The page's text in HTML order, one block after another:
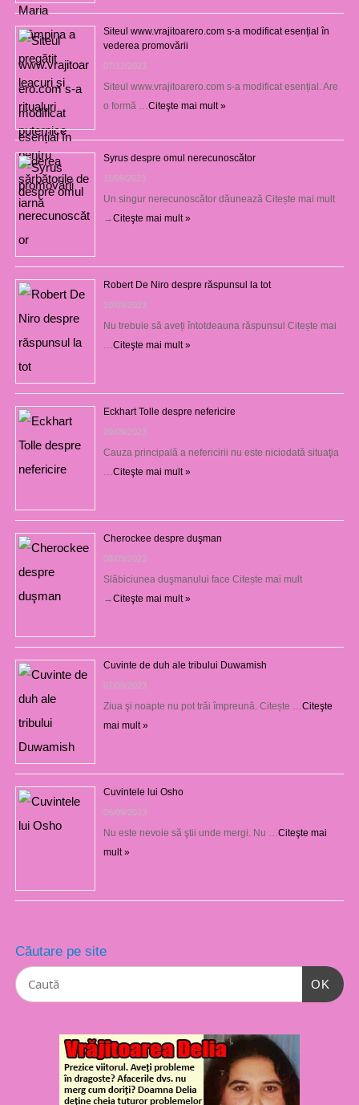
Siteul www.vrajitoarero.com s-a modificat esențial în
vederea promovării
07/12/2023
Siteul www.vrajitoarero.com s-a modificat esențial. Are
o formă … Citeşte mai mult »
Syrus despre omul nerecunoscător
11/09/2023
Un singur nerecunoscător dăunează Citește mai mult
→Citeşte mai mult »
Robert De Niro despre răspunsul la tot
10/09/2023
Nu trebuie să aveți întotdeauna răspunsul Citește mai
Citeşte mai mult »
Eckhart Tolle despre nefericire
09/09/2023
Cauza principală a nefericirii nu este niciodată situaţia
Citeşte mai mult »
Cherockee despre duşman
08/09/2023
Slăbiciunea duşmanului face Citește mai mult
→Citeşte mai mult »
Cuvinte de duh ale tribului Duwamish
07/09/2023
Ziua şi noapte nu pot trăi împreună. Citește … Citeşte
mai mult »
Cuvintele lui Osho
06/09/2023
Nu este nevoie să ştii unde mergi. Nu … Citeşte mai
mult »
Căutare pe site
OK